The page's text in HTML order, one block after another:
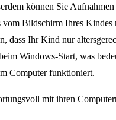
können Sie
Bildschirm Ihres
dass Ihr Kind nur
Windows-Start, was
Computer funktioniert.
mit ihren